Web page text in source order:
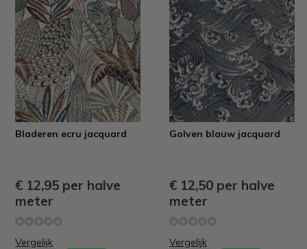
Bladeren ecru jacquard
€ 12,95 per halve
meter
Vergelijk
Golven blauw jacquard
€ 12,50 per halve
meter
Vergelijk